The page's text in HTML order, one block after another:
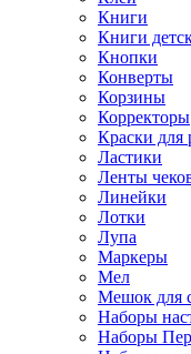
Книги
Книги
Кнопки
Конверты
Корзины
Корректоры
Краски для
Ластики
Ленты
Линейки
Лотки
Лупа
Маркеры
Мел
Мешок для
Наборы
Наборы